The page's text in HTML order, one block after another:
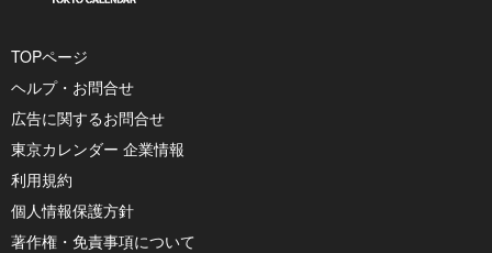
TOPページ
ヘルプ・お問合せ
広告に関するお問合せ
東京カレンダー 企業情報
利用規約
個人情報保護方針
著作権・免責事項について